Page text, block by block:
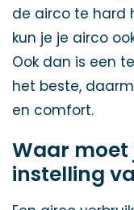
de airco te hard
kun je je airco
Ook dan is een
het beste,
en comfort.
Waar moet
instelling